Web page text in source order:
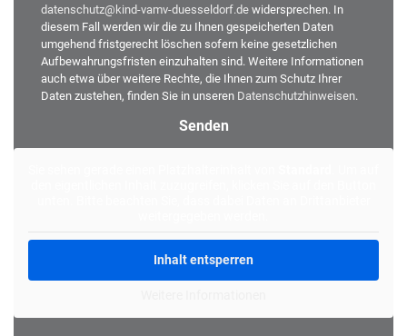
datenschutz@kind-vamv-duesseldorf.de widersprechen. In
diesem Fall werden wir die zu Ihnen gespeicherten Daten
umgehend fristgerecht löschen sofern keine gesetzlichen
Aufbewahrungsfristen einzuhalten sind. Weitere Informationen
auch etwa über weitere Rechte, die Ihnen zum Schutz Ihrer
Daten zustehen, finden Sie in unseren Datenschutzhinweisen.
Inhalt entsperren